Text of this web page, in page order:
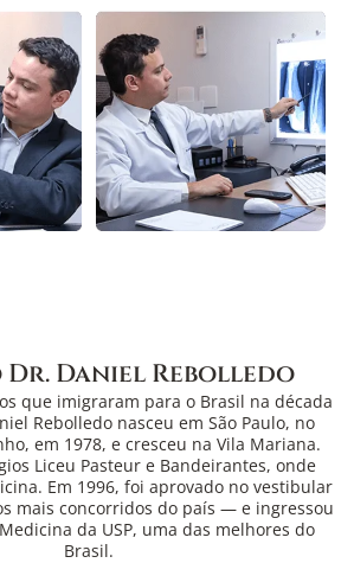
Dr. Daniel Rebolledo
que imigraram para o Brasil na década
Rebolledo nasceu em São Paulo, no
em 1978, e cresceu na Vila Mariana.
Liceu Pasteur e Bandeirantes, onde
Em 1996, foi aprovado no vestibular
mais concorridos do país — e ingressou
da USP, uma das melhores do
Brasil.